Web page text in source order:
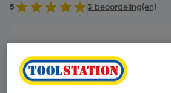
5 3 beoordeling(en)